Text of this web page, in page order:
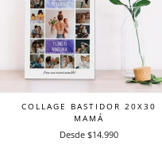
COLLAGE BASTIDOR 20X30
MAMÁ
Desde $14.990